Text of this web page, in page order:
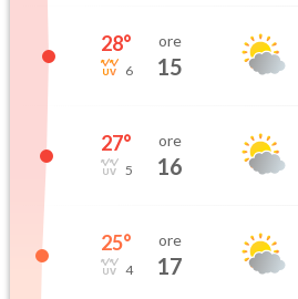
28°
6
ore
15
27°
5
ore
16
25°
4
ore
17